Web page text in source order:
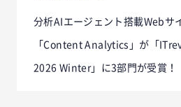
分析AIエージェント搭載Webサ
「Content Analytics」が「
2026 Winter」に3部門が受賞！